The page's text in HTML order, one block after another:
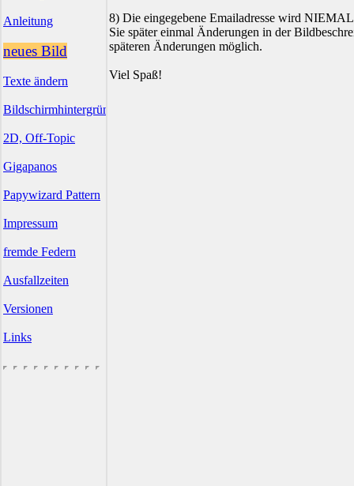
Anleitung
neues Bild
Texte ändern
Bildschirmhintergründe
2D, Off-Topic
Gigapanos
Papywizard Pattern
Impressum
fremde Federn
Ausfallzeiten
Versionen
Links
8) Die eingegebene Emailadresse wird
Sie später einmal Änderungen in der
späteren Änderungen möglich.
Viel Spaß!